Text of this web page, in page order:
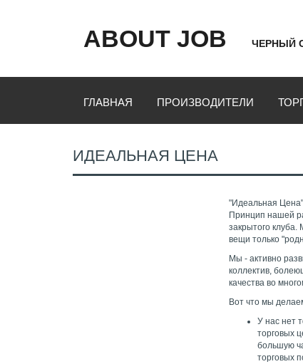
ABOUT JOB ЧЕРНЫЙ
ГЛАВНАЯ ПРОИЗВОДИТЕЛИ
ИДЕАЛЬНАЯ ЦЕНА
"Идеальная
Принцип нашей
закрытого
вещи только
Мы - активно
коллектив,
качества во
Вот что мы
У нас нет
торговых
большую
торговых